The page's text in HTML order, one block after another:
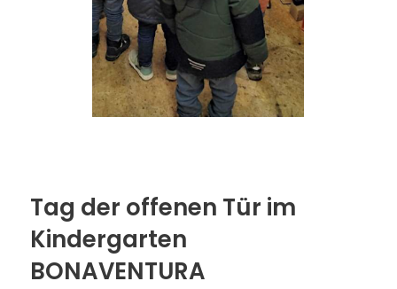
Tag der offenen Tür im
Kindergarten
BONAVENTURA